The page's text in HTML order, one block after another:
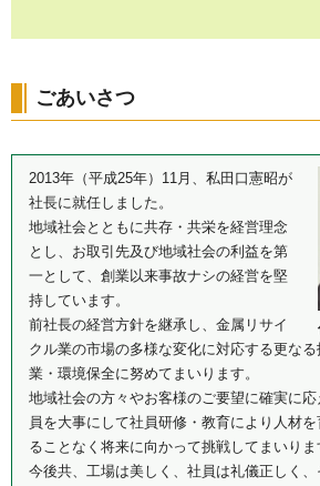
ごあいさつ
2013年（平成25年）11月、私田口憲昭が
社長に就任しました。
地域社会とともに共存・共栄を経営理念
とし、お取引先及び地域社会の利益を第
一として、創業以来事故ナシの経営を堅
持しています。
前社長の経営方針を継承し、金属リサイ
クル業の市場の多様な変化に対応する更な
業・環境保全に努めてまいります。
地域社会の方々やお客様のご要望に確実に
員を大事にして社員研修・教育により人材
ることなく将来に向かって挑戦してまいりま
今後共、工場は美しく、社員は礼儀正しく